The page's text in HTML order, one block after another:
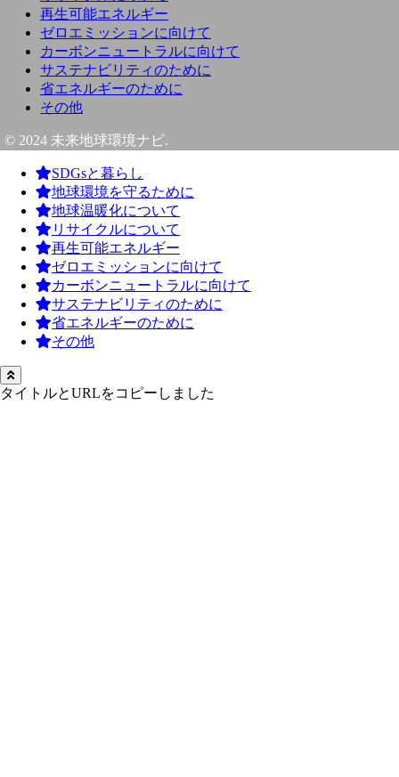
再生可能エネルギー
ゼロエミッションに向けて
カーボンニュートラルに向けて
サステナビリティのために
省エネルギーのために
その他
© 2024 未来地球環境ナビ.
SDGsと暮らし
地球環境を守るために
地球温暖化について
リサイクルについて
再生可能エネルギー
ゼロエミッションに向けて
カーボンニュートラルに向けて
サステナビリティのために
省エネルギーのために
その他
タイトルとURLをコピーしました